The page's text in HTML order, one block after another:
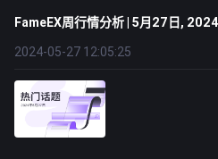
FameEX周行情分析 | 5月27日, 2024
2024-05-27 12:05:25